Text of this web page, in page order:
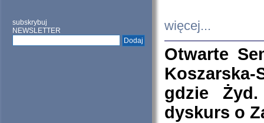
subskrybuj
NEWSLETTER
więcej...
Otwarte
Koszarska-
gdzie
dyskurs o